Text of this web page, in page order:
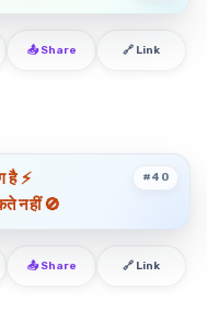
📤 Share 🔗 Link
⚡
नहीं 🚫
#40
📤 Share 🔗 Link